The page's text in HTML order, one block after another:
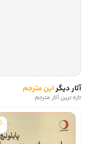
آثار دیگراین مترجم
تازه ترین آثار مترجم